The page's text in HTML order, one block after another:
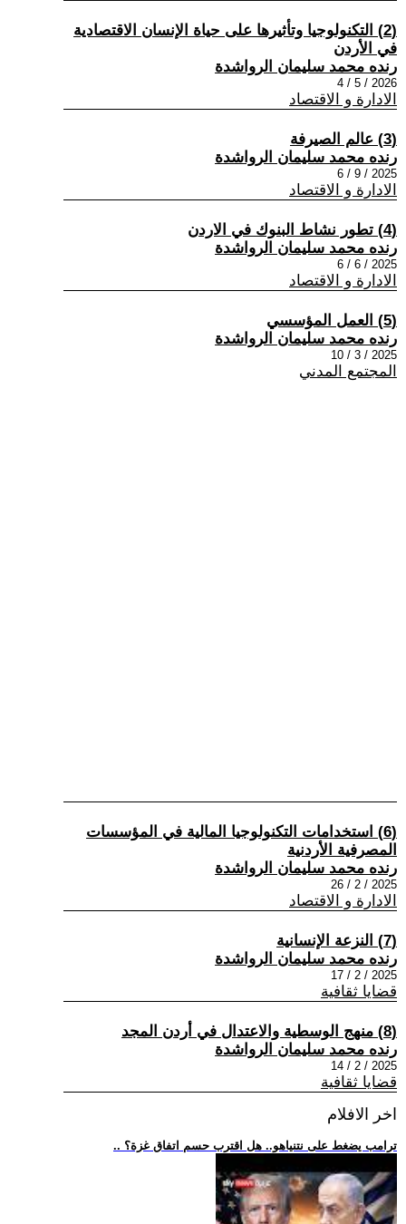
(2) التكنولوجيا وتأثيرها على حياة الإنسان الاقتصادية
في الأردن
رنده محمد سليمان الرواشدة
2026 / 5 / 4
الادارة و الاقتصاد
(3) عالم الصيرفة
رنده محمد سليمان الرواشدة
2025 / 9 / 6
الادارة و الاقتصاد
(4) تطور نشاط البنوك في الاردن
رنده محمد سليمان الرواشدة
2025 / 6 / 6
الادارة و الاقتصاد
(5) العمل المؤسسي
رنده محمد سليمان الرواشدة
2025 / 3 / 10
المجتمع المدني
(6) استخدامات التكنولوجيا المالية في المؤسسات
المصرفية الأردنية
رنده محمد سليمان الرواشدة
2025 / 2 / 26
الادارة و الاقتصاد
(7) النزعة الإنسانية
رنده محمد سليمان الرواشدة
2025 / 2 / 17
قضايا ثقافية
(8) منهج الوسطية والاعتدال في أردن المجد
رنده محمد سليمان الرواشدة
2025 / 2 / 14
قضايا ثقافية
اخر الافلام
.. ترامب يضغط على نتنياهو.. هل اقترب حسم اتفاق غزة؟